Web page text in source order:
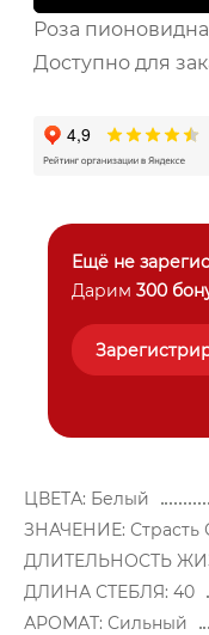
Роза
Доступно для
Ещё не
Дарим 300
ЦВЕТА: Белый
ЗНАЧЕНИЕ: Страсть
ДЛИТЕЛЬНОСТЬ
ДЛИНА СТЕБЛЯ: 40
АРОМАТ: Сильный